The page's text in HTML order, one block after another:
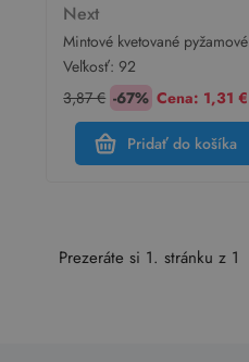
Next
Mintové kvetované pyžamové
nohavice Next
Veľkosť:92
3,87 € -67% Cena: 1,31 €
Pridať do košíka
Prezeráte si 1. stránku z 1